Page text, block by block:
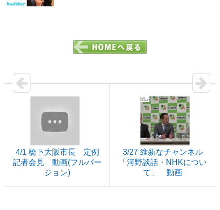
4/1 橋下大阪市長 定例
記者会見 動画(フルバー
ジョン)
3/27 維新なチャンネル
「河野談話・NHKについ
て」 動画